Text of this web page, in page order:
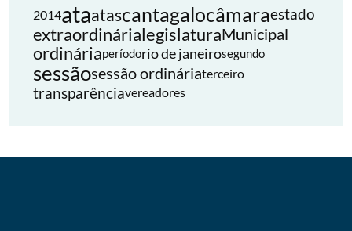
2014ataatascantagalocâmaraestado
extraordinárialegislaturaMunicipal
ordináriaperíodorio de janeirosegundo
sessãosessão ordináriaterceiro
transparênciavereadores